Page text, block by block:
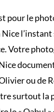
pour le
Votre
ou de
surtout la